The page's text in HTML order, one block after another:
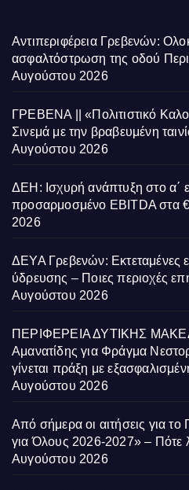
Αντιπεριφέρεια Γρεβενών:
ασφαλτόστρωση της οδού
Αυγούστου 2026
ΓΡΕΒΕΝΑ || «Πολιτιστικό
Σινεμά με την βραβευμένη
Αυγούστου 2026
ΔΕΗ: Ισχυρή ανάπτυξη στο α΄
προσαρμοσμένο EBITDA στα
2026
ΔΕΥΑ Γρεβενών: Εκτεταμένες
ύδρευσης – Ποιες περιοχές
Αυγούστου 2026
ΠΕΡΙΦΕΡΕΙΑ ΔΥΤΙΚΗΣ
Αμανατίδης για Φράγμα
γίνεται πράξη με
Αυγούστου 2026
Από σήμερα οι αιτήσεις για
για Όλους 2026-2027» – Πότε
Αυγούστου 2026